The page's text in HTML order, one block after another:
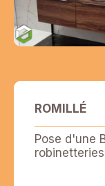
ROMILLÉ
Pose d'une